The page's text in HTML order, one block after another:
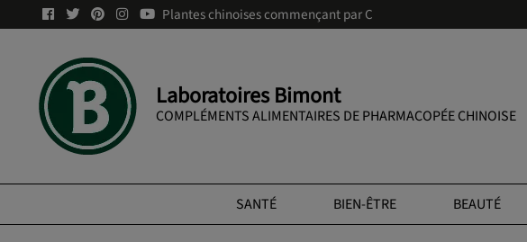
Plantes chinoises commençant par C
Laboratoires Bimont
COMPLÉMENTS ALIMENTAIRES DE PHARMACOPÉE CHINOISE
SANTÉ BIEN-ÊTRE BEAUTÉ